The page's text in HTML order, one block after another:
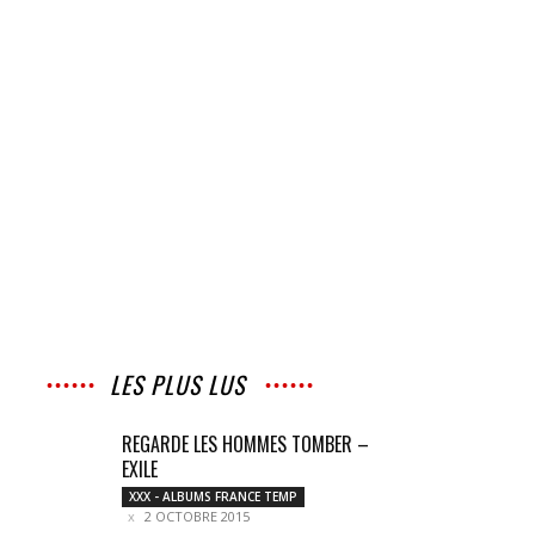
LES PLUS LUS
REGARDE LES HOMMES TOMBER –
EXILE
XXX - ALBUMS FRANCE TEMP
2 OCTOBRE 2015